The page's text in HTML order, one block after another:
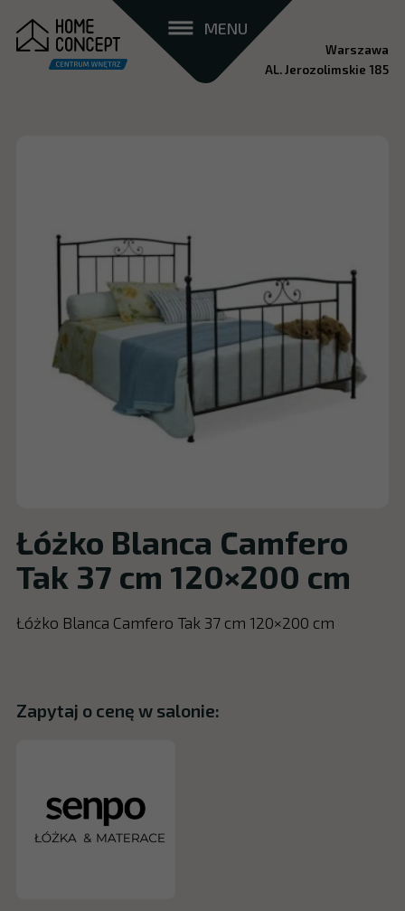
MENU
Warszawa
AL. Jerozolimskie 185
Łóżko Blanca Camfero
Tak 37 cm 120×200 cm
Łóżko Blanca Camfero Tak 37 cm 120×200 cm
Zapytaj o cenę w salonie: